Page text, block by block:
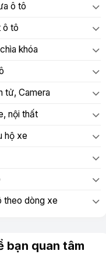
ô tô
ô tô
khóa
tử, Camera
nội thất
hộ xe
theo dòng xe
bạn quan tâm